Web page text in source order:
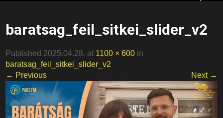
baratsag_feil_sitkei_slider_v2
Published 2025.04.28. at 1100 × 600 in
baratsag_feil_sitkei_slider_v2
← Previous
Next →